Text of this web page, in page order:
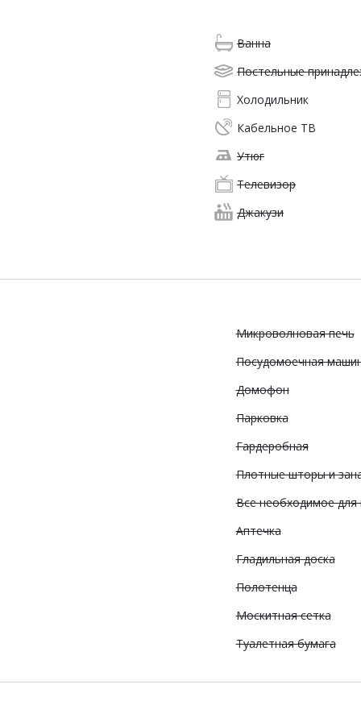
Ванна
Постельные
Холодильник
Кабельное ТВ
Утюг
Телевизор
Джакузи
Микроволновая печь
Посудомоечная
Домофон
Парковка
Гардеробная
Плотные шторы и
Все необходимое для
Аптечка
Гладильная доска
Полотенца
Москитная сетка
Туалетная бумага